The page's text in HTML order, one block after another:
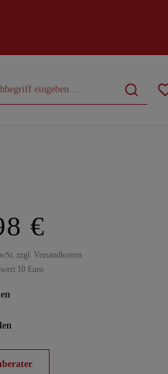
CURVY
€
zzgl. Versandkosten
10 Euro